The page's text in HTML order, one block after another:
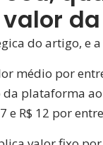
do artigo, e
médio por
plataforma
e R$ 12 por